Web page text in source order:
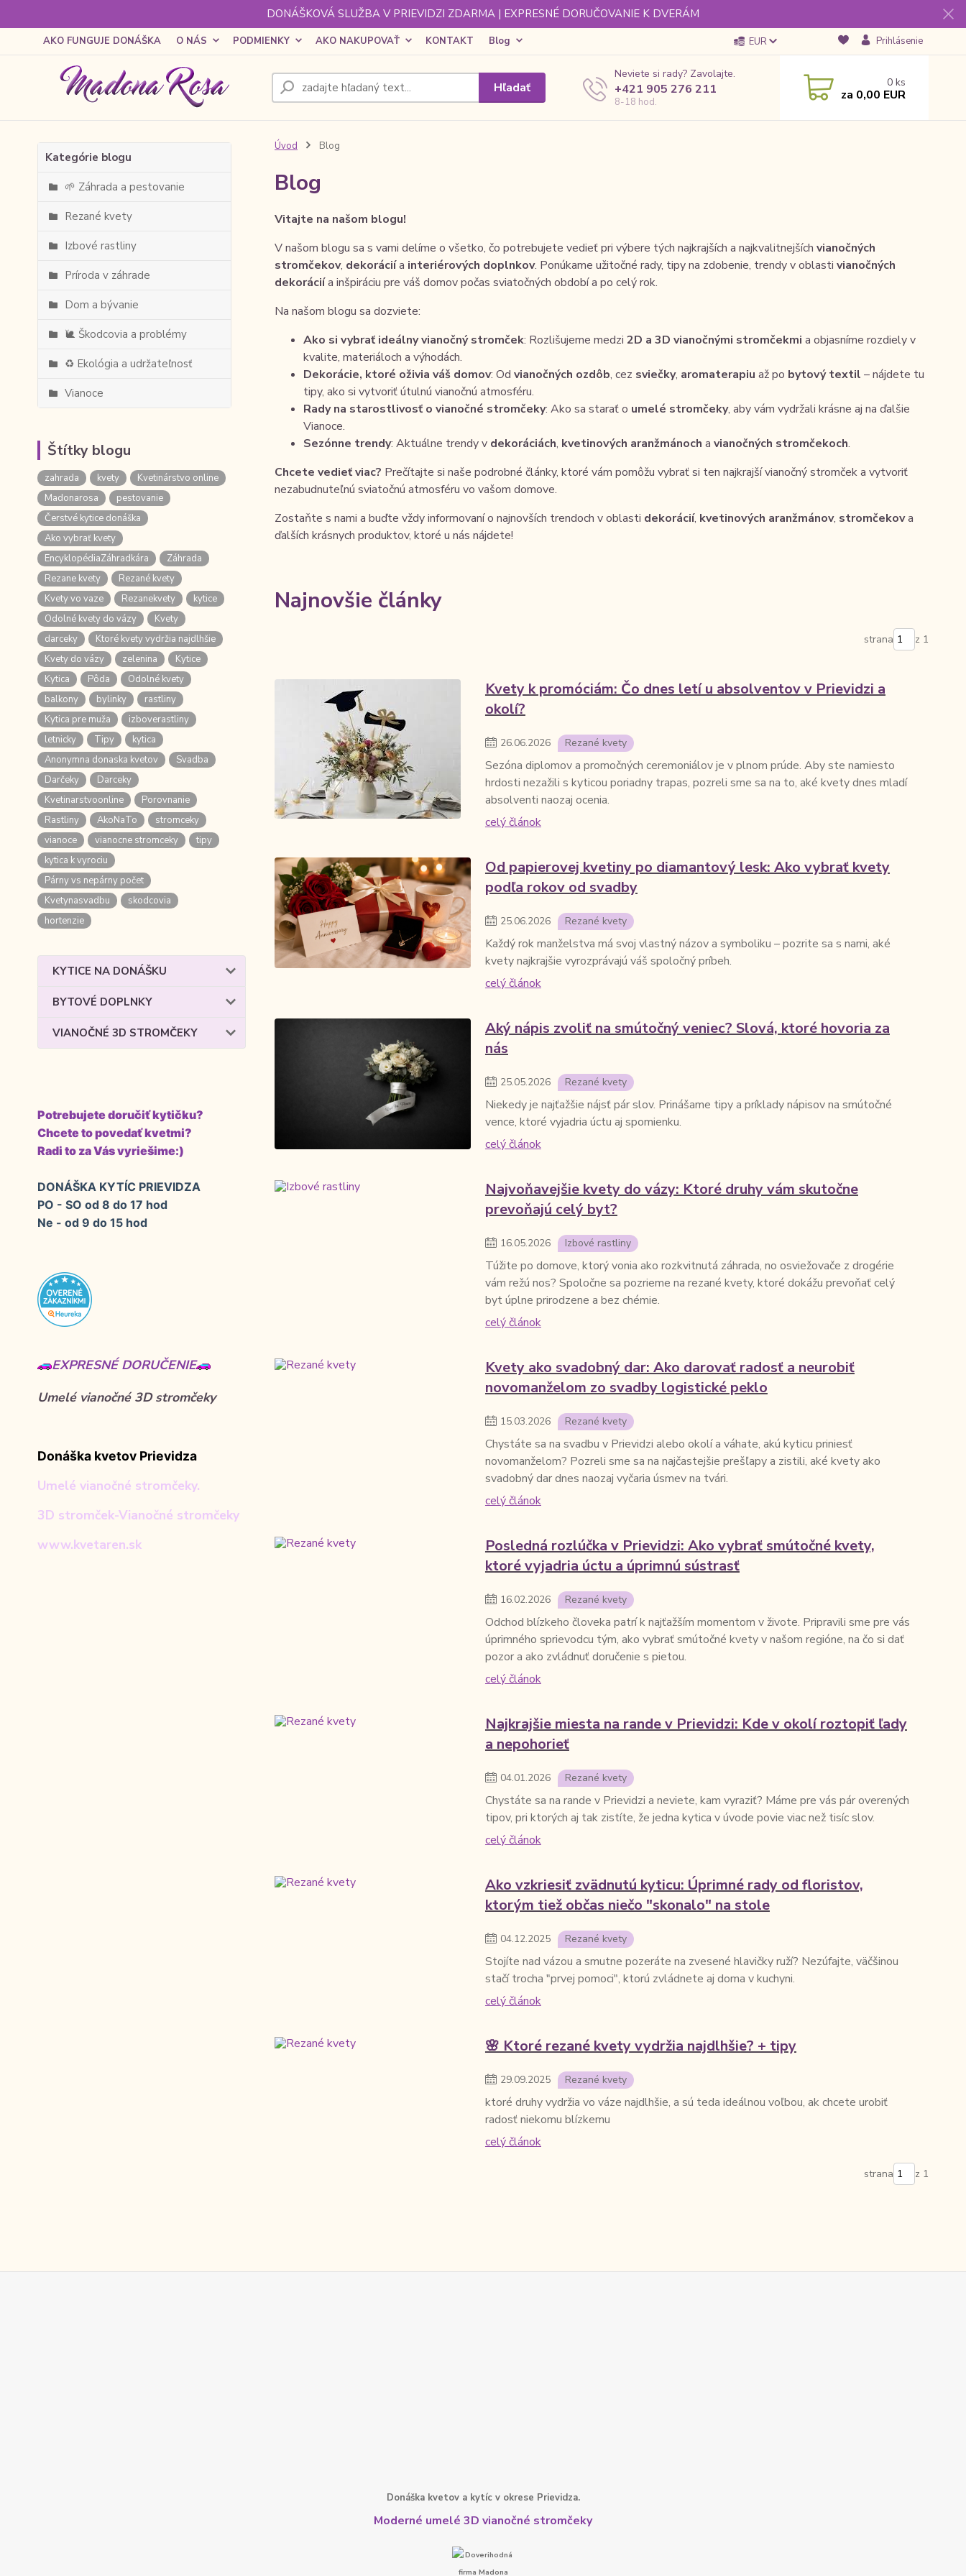
DONÁŠKOVÁ SLUŽBA V PRIEVIDZI ZDARMA | EXPRESNÉ DORUČOVANIE K DVERÁM
AKO FUNGUJE DONÁŠKA O NÁS PODMIENKY AKO NAKUPOVAŤ KONTAKT Blog EUR Prihlásenie
Hľadať
Neviete si rady? Zavolajte.
+421 905 276 211
8-18 hod.
0 ks
za 0,00 EUR
Kategórie blogu
🌱 Záhrada a pestovanie
Rezané kvety
Izbové rastliny
Príroda v záhrade
Dom a bývanie
🐌 Škodcovia a problémy
♻️ Ekológia a udržateľnosť
Vianoce
Štítky blogu
zahrada kvety
Kvetinárstvo online
Madonarosa
pestovanie
Čerstvé kytice donáška
Ako vybrať kvety
EncyklopédiaZáhradkára
Záhrada
Rezane kvety
Rezané kvety
Kvety vo vaze
Rezanekvety
kytice
Odolné kvety do vázy
Kvety
darceky
Ktoré kvety vydržia najdlhšie
Kvety do vázy
zelenina
Kytice
Kytica
Pôda
Odolné kvety
balkony
bylinky
rastliny
Kytica pre muža
izboverastliny
letnicky
Tipy
kytica
Anonymna donaska kvetov
Svadba
Darčeky
Darceky
Kvetinarstvoonline
Porovnanie
Rastliny
AkoNaTo
stromceky
vianoce
vianocne stromceky
tipy
kytica k vyrociu
Párny vs nepárny počet
Kvetynasvadbu
skodcovia
hortenzie
KYTICE NA DONÁŠKU
BYTOVÉ DOPLNKY
VIANOČNÉ 3D STROMČEKY
Potrebujete doručiť kytičku?
Chcete to povedať kvetmi?
Radi to za Vás vyriešime:)
DONÁŠKA KYTÍC PRIEVIDZA
PO - SO od 8 do 17 hod
Ne - od 9 do 15 hod
EXPRESNÉ DORUČENIE
Umelé vianočné 3D stromčeky
Donáška kvetov Prievidza
Umelé vianočné stromčeky.
3D stromček-Vianočné stromčeky
www.kvetaren.sk
Úvod Blog
Blog
Vitajte na našom blogu!
V našom blogu sa s vami delíme o všetko, čo potrebujete vedieť pri výbere tých najkrajších a najkvalitnejších vianočných
stromčekov, dekoráciía interiérových doplnkov. Ponúkame užitočné rady, tipy na zdobenie, trendy v oblasti vianočných
dekoráciía inšpiráciu pre váš domov počas sviatočných období a po celý rok.
Na našom blogu sa dozviete:
Ako si vybrať ideálny vianočný stromček: Rozlišujeme medzi 2D a 3D vianočnými stromčekmi a objasníme rozdiely v
kvalite, materiáloch a výhodách.
Dekorácie, ktoré oživia váš domov: Od vianočných ozdôb, cez sviečky, aromaterapiu až po bytový textil – nájdete tu
tipy, ako si vytvoriť útulnú vianočnú atmosféru.
Rady na starostlivosť o vianočné stromčeky: Ako sa starať o umelé stromčeky, aby vám vydržali krásne aj na ďalšie
Vianoce.
Sezónne trendy: Aktuálne trendy v dekoráciách, kvetinových aranžmánoch a vianočných stromčekoch.
Chcete vedieť viac? Prečítajte si naše podrobné články, ktoré vám pomôžu vybrať si ten najkrajší vianočný stromček a vytvoriť
nezabudnuteľnú sviatočnú atmosféru vo vašom domove.
Zostaňte s nami a buďte vždy informovaní o najnovších trendoch v oblasti dekorácií, kvetinových aranžmánov, stromčekova
ďalších krásnych produktov, ktoré u nás nájdete!
Najnovšie články
strana z 1
Kvety k promóciám: Čo dnes letí u absolventov v Prievidzi a
okolí?
26.06.2026 Rezané kvety
Sezóna diplomov a promočných ceremoniálov je v plnom prúde. Aby ste namiesto
hrdosti nezažili s kyticou poriadny trapas, pozreli sme sa na to, aké kvety dnes mladí
absolventi naozaj ocenia.
celý článok
Od papierovej kvetiny po diamantový lesk: Ako vybrať kvety
podľa rokov od svadby
25.06.2026 Rezané kvety
Každý rok manželstva má svoj vlastný názov a symboliku – pozrite sa s nami, aké
kvety najkrajšie vyrozprávajú váš spoločný príbeh.
celý článok
Aký nápis zvoliť na smútočný veniec? Slová, ktoré hovoria za
nás
25.05.2026 Rezané kvety
Niekedy je najťažšie nájsť pár slov. Prinášame tipy a príklady nápisov na smútočné
vence, ktoré vyjadria úctu aj spomienku.
celý článok
Najvoňavejšie kvety do vázy: Ktoré druhy vám skutočne
prevoňajú celý byt?
16.05.2026 Izbové rastliny
Túžite po domove, ktorý vonia ako rozkvitnutá záhrada, no osviežovače z drogérie
vám režú nos? Spoločne sa pozrieme na rezané kvety, ktoré dokážu prevoňať celý
byt úplne prirodzene a bez chémie.
celý článok
Kvety ako svadobný dar: Ako darovať radosť a neurobiť
novomanželom zo svadby logistické peklo
15.03.2026 Rezané kvety
Chystáte sa na svadbu v Prievidzi alebo okolí a váhate, akú kyticu priniesť
novomanželom? Pozreli sme sa na najčastejšie prešľapy a zistili, aké kvety ako
svadobný dar dnes naozaj vyčaria úsmev na tvári.
celý článok
Posledná rozlúčka v Prievidzi: Ako vybrať smútočné kvety,
ktoré vyjadria úctu a úprimnú sústrasť
16.02.2026 Rezané kvety
Odchod blízkeho človeka patrí k najťažším momentom v živote. Pripravili sme pre vás
úprimného sprievodcu tým, ako vybrať smútočné kvety v našom regióne, na čo si dať
pozor a ako zvládnuť doručenie s pietou.
celý článok
Najkrajšie miesta na rande v Prievidzi: Kde v okolí roztopiť ľady
a nepohorieť
04.01.2026 Rezané kvety
Chystáte sa na rande v Prievidzi a neviete, kam vyraziť? Máme pre vás pár overených
tipov, pri ktorých aj tak zistíte, že jedna kytica v úvode povie viac než tisíc slov.
celý článok
Ako vzkriesiť zvädnutú kyticu: Úprimné rady od floristov,
ktorým tiež občas niečo "skonalo" na stole
04.12.2025 Rezané kvety
Stojíte nad vázou a smutne pozeráte na zvesené hlavičky ruží? Nezúfajte, väčšinou
stačí trocha "prvej pomoci", ktorú zvládnete aj doma v kuchyni.
celý článok
🌸 Ktoré rezané kvety vydržia najdlhšie? + tipy
29.09.2025 Rezané kvety
ktoré druhy vydržia vo váze najdlhšie, a sú teda ideálnou voľbou, ak chcete urobiť
radosť niekomu blízkemu
celý článok
strana z 1
Donáška kvetov a kytíc v okrese Prievidza.
Moderné umelé 3D vianočné stromčeky